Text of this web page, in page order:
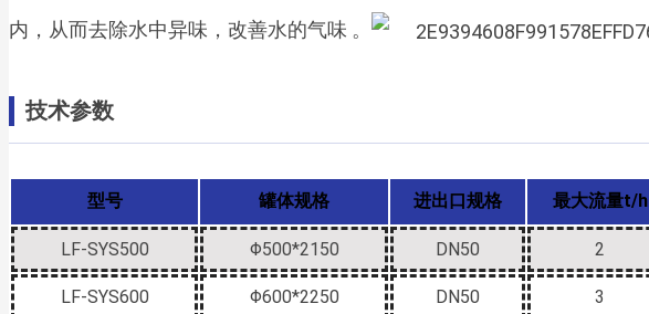
内，从而去除水中异味，改善水的气味 。
技术参数
型号 罐体规格 进出口规格 最大流量t/h
LF-SYS500 Φ500*2150 DN50 2
LF-SYS600 Φ600*2250 DN50 3